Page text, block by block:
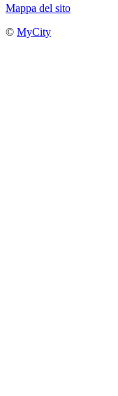
Mappa del sito
© MyCity